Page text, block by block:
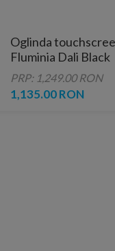
Oglinda
Fluminia Dali Black
95x50x3.5 cm rama
PRP: 1,249.00 RON
1,135.00 RON